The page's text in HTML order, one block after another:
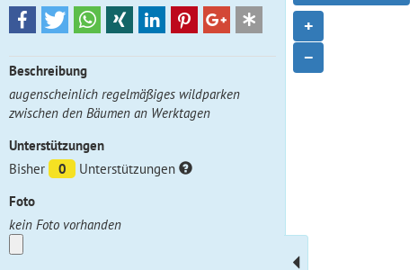
Beschreibung
augenscheinlich regelmäßiges wildparken
zwischen den Bäumen an Werktagen
Unterstützungen
Bisher
0
Unterstützungen
Foto
kein Foto vorhanden
+
−